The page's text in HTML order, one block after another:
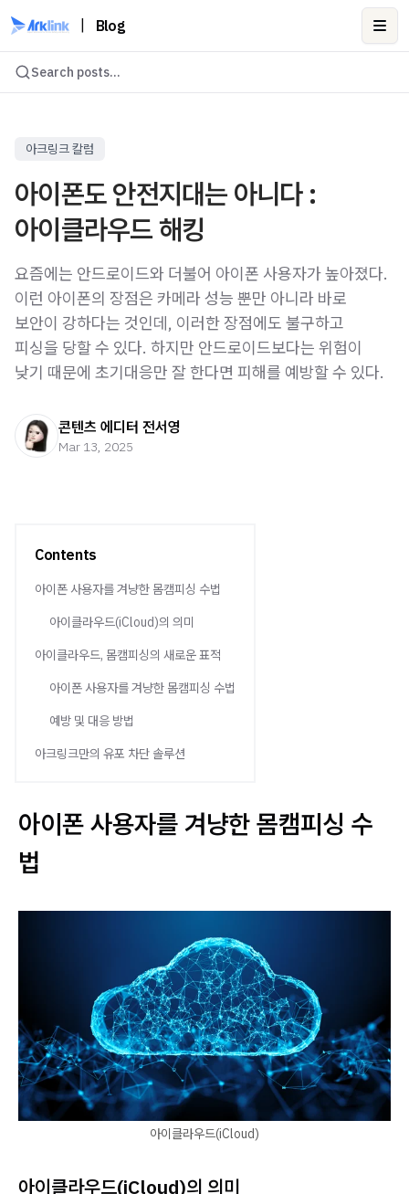
Blog
Search posts...
아크링크 칼럼
아이폰도 안전지대는 아니다 :
아이클라우드 해킹
요즘에는 안드로이드와 더불어 아이폰 사용자가 높아졌다.
이런 아이폰의 장점은 카메라 성능 뿐만 아니라 바로
보안이 강하다는 것인데, 이러한 장점에도 불구하고
피싱을 당할 수 있다. 하지만 안드로이드보다는 위험이
낮기 때문에 초기대응만 잘 한다면 피해를 예방할 수 있다.
콘텐츠 에디터 전서영
Mar 13, 2025
Contents
아이폰 사용자를 겨냥한 몸캠피싱 수법
아이클라우드(iCloud)의 의미
아이클라우드, 몸캠피싱의 새로운 표적
아이폰 사용자를 겨냥한 몸캠피싱 수법
예방 및 대응 방법
아크링크만의 유포 차단 솔루션
아이폰 사용자를 겨냥한 몸캠피싱 수
법
아이클라우드(iCloud)
아이클라우드(iCloud)의 의미